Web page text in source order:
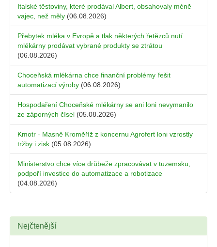
Italské těstoviny, které prodával Albert, obsahovaly méně
vajec, než měly (06.08.2026)
Přebytek mléka v Evropě a tlak některých řetězců nutí
mlékárny prodávat vybrané produkty se ztrátou
(06.08.2026)
Choceňská mlékárna chce finanční problémy řešit
automatizací výroby (06.08.2026)
Hospodaření Choceňské mlékárny se ani loni nevymanilo
ze záporných čísel (05.08.2026)
Kmotr - Masně Kroměříž z koncernu Agrofert loni vzrostly
tržby i zisk (05.08.2026)
Ministerstvo chce více drůbeže zpracovávat v tuzemsku,
podpoří investice do automatizace a robotizace
(04.08.2026)
Nejčtenější